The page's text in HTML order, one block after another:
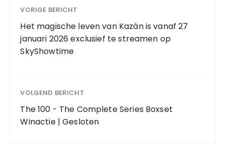
VORIGE BERICHT
Het magische leven van Kazàn is vanaf 27
januari 2026 exclusief te streamen op
SkyShowtime
VOLGEND BERICHT
The 100 - The Complete Series Boxset
Winactie | Gesloten